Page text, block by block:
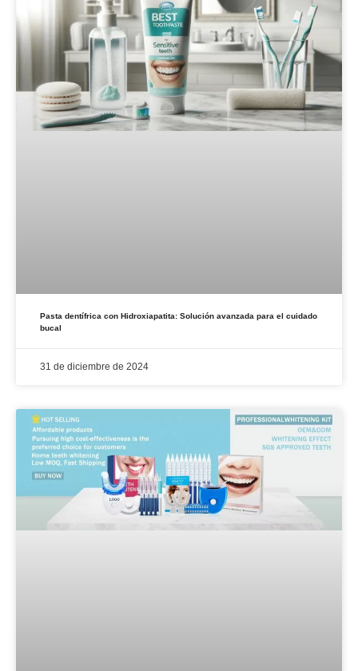
Pasta dentífrica con Hidroxiapatita: Solución avanzada para el cuidado
bucal
31 de diciembre de 2024